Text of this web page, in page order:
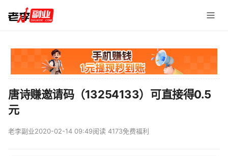
唐诗赚邀请码（13254133）可直接得0.5
元
老李副业2020-02-14 09:49阅读 4173免费福利